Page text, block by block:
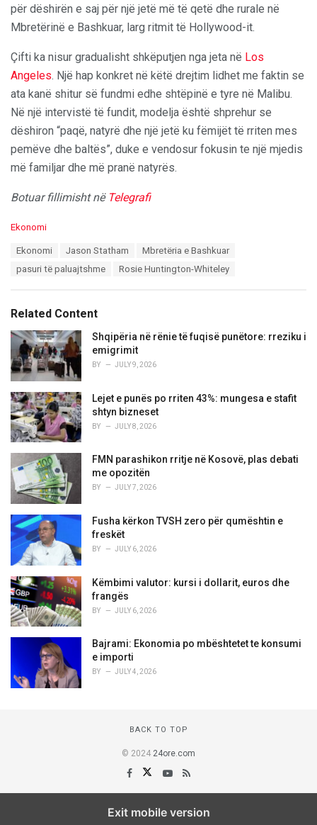
për dëshirën e saj për një jetë më të qetë dhe rurale në
Mbretërinë e Bashkuar, larg ritmit të Hollywood-it.
Çifti ka nisur gradualisht shkëputjen nga jeta në Los
Angeles. Një hap konkret në këtë drejtim lidhet me faktin se
ata kanë shitur së fundmi edhe shtëpinë e tyre në Malibu.
Në një intervistë të fundit, modelja është shprehur se
dëshiron “paqë, natyrë dhe një jetë ku fëmijët të rriten mes
pemëve dhe baltës”, duke e vendosur fokusin te një mjedis
më familjar dhe më pranë natyrës.
Botuar fillimisht në Telegrafi
C
i
e
s
Ekonomi
Ekonomi Jason Statham
Mbretëria e Bashkuar
pasuri të paluajtshme
Rosie Huntington-Whiteley
Related Content
Shqipëria në rënie të fuqisë punëtore: rreziku i
emigrimit
BY JULY 9, 2026
Lejet e punës po rriten 43%: mungesa e stafit
shtyn bizneset
BY JULY 8, 2026
FMN parashikon rritje në Kosovë, plas debati
me opozitën
BY JULY 7, 2026
Fusha kërkon TVSH zero për qumështin e
freskët
BY JULY 6, 2026
Këmbimi valutor: kursi i dollarit, euros dhe
frangës
BY JULY 6, 2026
Bajrami: Ekonomia po mbështetet te konsumi
e importi
BY JULY 4, 2026
BACK TO TOP
© 2024 24ore.com
Exit mobile version